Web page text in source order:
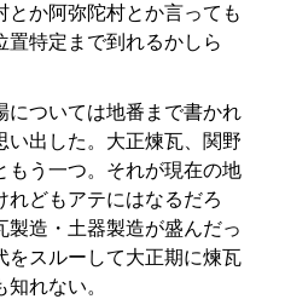
とか阿弥陀村とか言っても
置特定まで到れるかしら
については地番まで書かれ
い出した。大正煉瓦、関野
もう一つ。それが現在の地
れどもアテにはなるだろ
製造・土器製造が盛んだっ
をスルーして大正期に煉瓦
れない。